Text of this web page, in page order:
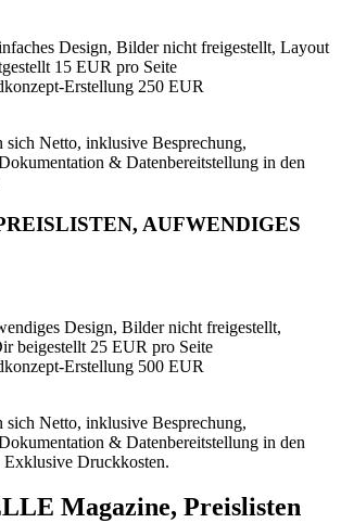
Design, Bilder nicht freigestellt, Layout
15 EUR pro Seite
Erstellung 250 EUR
sich Netto, inklusive Besprechung,
& Datenbereitstellung in den
AUFWENDIGES
Design, Bilder nicht freigestellt,
beigestellt 25 EUR pro Seite
Erstellung 500 EUR
sich Netto, inklusive Besprechung,
& Datenbereitstellung in den
Exklusive Druckkosten.
Magazine, Preislisten